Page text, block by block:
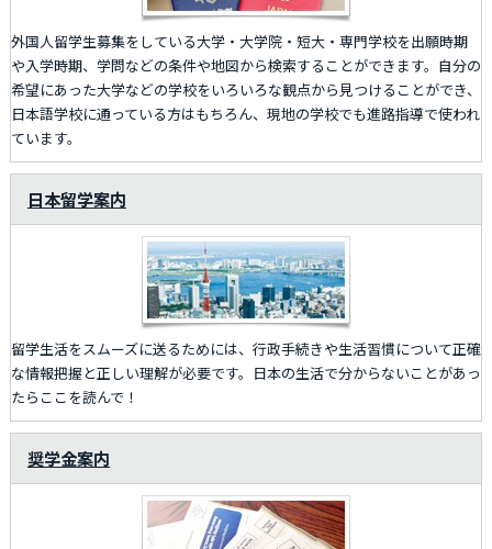
外国人留学生募集をしている大学・大学院・短大・専門学校を出願時期
や入学時期、学問などの条件や地図から検索することができます。自分の
希望にあった大学などの学校をいろいろな観点から見つけることができ、
日本語学校に通っている方はもちろん、現地の学校でも進路指導で使われ
ています。
日本留学案内
留学生活をスムーズに送るためには、行政手続きや生活習慣について正確
な情報把握と正しい理解が必要です。日本の生活で分からないことがあっ
たらここを読んで！
奨学金案内